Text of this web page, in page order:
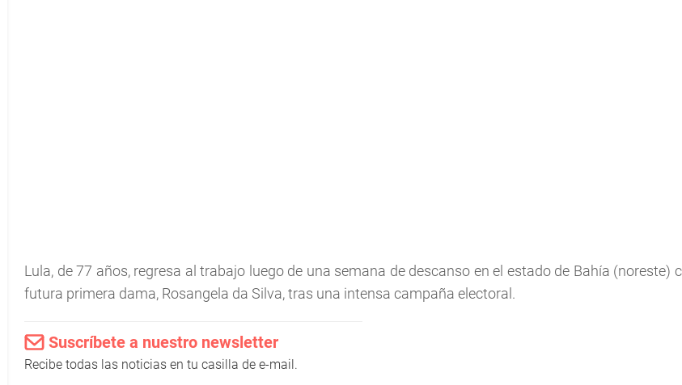
Lula, de 77 años, regresa al trabajo luego de una semana de descanso en el estado de Bahía (noreste)
futura primera dama, Rosangela da Silva, tras una intensa campaña electoral.
Suscríbete a nuestro newsletter
Recibe todas las noticias en tu casilla de e-mail.